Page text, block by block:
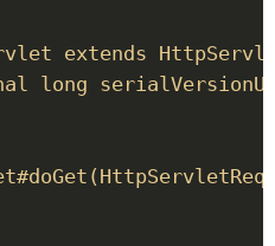
extends
long